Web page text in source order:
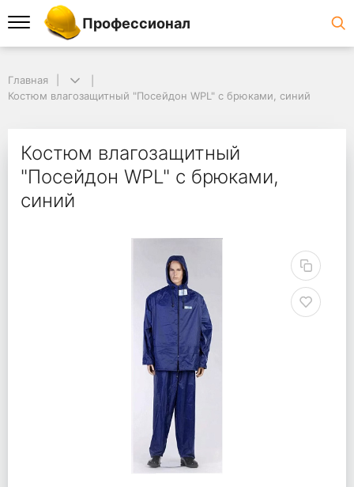
Профессионал
Главная
Костюм влагозащитный "Посейдон WPL" с брюками, синий
Костюм влагозащитный
"Посейдон WPL" с брюками,
синий